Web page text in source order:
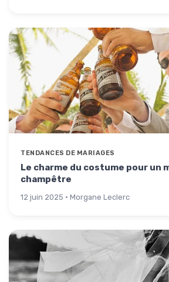
TENDANCES DE MARIAGES
Le charme du costume pour un
champêtre
12 juin 2025 · Morgane Leclerc